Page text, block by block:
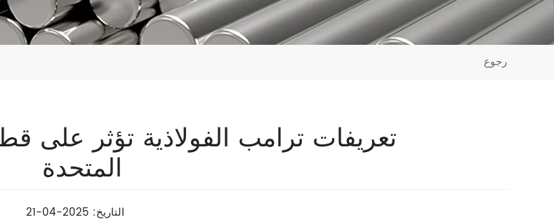
رجوع
تعريفات ترامب الفولاذية تؤثر على
المتحدة
التاريخ: 2025-04-21